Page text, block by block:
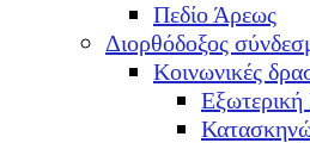
Πεδίο Άρεως
Διορθόδοξος
Κοινωνικές
Εξωτερική